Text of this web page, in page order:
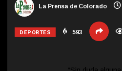
La Prensa de Colorado
DEPORTES 593